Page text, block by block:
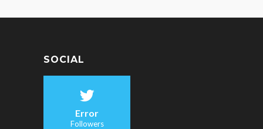
SOCIAL
Error
Followers